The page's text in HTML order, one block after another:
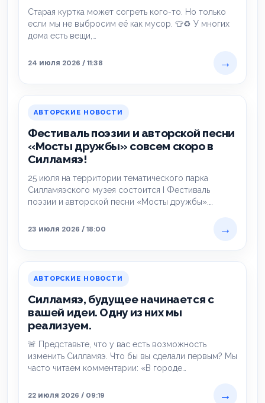
Старая куртка может согреть кого-то. Но только
если мы не выбросим её как мусор. 👕♻️ У многих
дома есть вещи,…
24 июля 2026 / 11:38 →
АВТОРСКИЕ НОВОСТИ
Фестиваль поэзии и авторской песни
«Мосты дружбы» совсем скоро в
Силламяэ!
25 июля на территории тематического парка
Силламяэского музея состоится I Фестиваль
поэзии и авторской песни «Мосты дружбы».
23 июля 2026 / 18:00
→
АВТОРСКИЕ НОВОСТИ
Силламяэ, будущее начинается с
вашей идеи. Одну из них мы
реализуем.
🚨 Представьте, что у вас есть возможность
изменить Силламяэ. Что бы вы сделали первым? Мы
часто читаем комментарии: «В городе…
22 июля 2026 / 09:19 →